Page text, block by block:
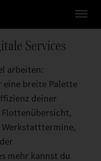
Services
arbeiten:
eine breite Palette
deiner
Werkstatttermine,
mehr kannst du